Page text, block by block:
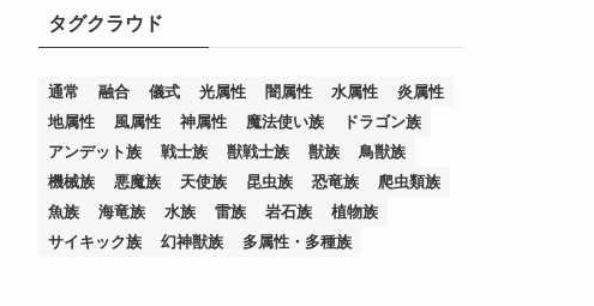
(1)
(1)
(2)
(1)
(2)
(36)
(3)
(4)
(1)
(1)
(1)
(1)
(8)
(3)
(1)
(1)
(12)
(19)
(3)
(2)
(1)
(3)
(1)
(5)
(4)
(1)
(12)
(1)
(5)
(1)
(1)
(1)
(1)
(4)
(2)
(9)
(4)
(2)
(11)
(47)
(2)
(1)
(5)
(1)
(1)
(21)
(2)
(14)
(1)
(1)
(5)
(1)
(1)
(59)
(23)
(2)
(15)
(33)
(17)
(7)
タグクラウド
通常 融合 儀式 光属性 闇属性 水属性
炎属性
地属性
風属性 神属性 魔法使い族
ドラゴン族
アンデット族
戦士族 獣戦士族 獣族
鳥獣族
機械族
悪魔族 天使族 昆虫族 恐竜族
爬虫類族
魚族
海竜族 水族 雷族 岩石族
植物族
サイキック族
幻神獣族 多属性・多種族